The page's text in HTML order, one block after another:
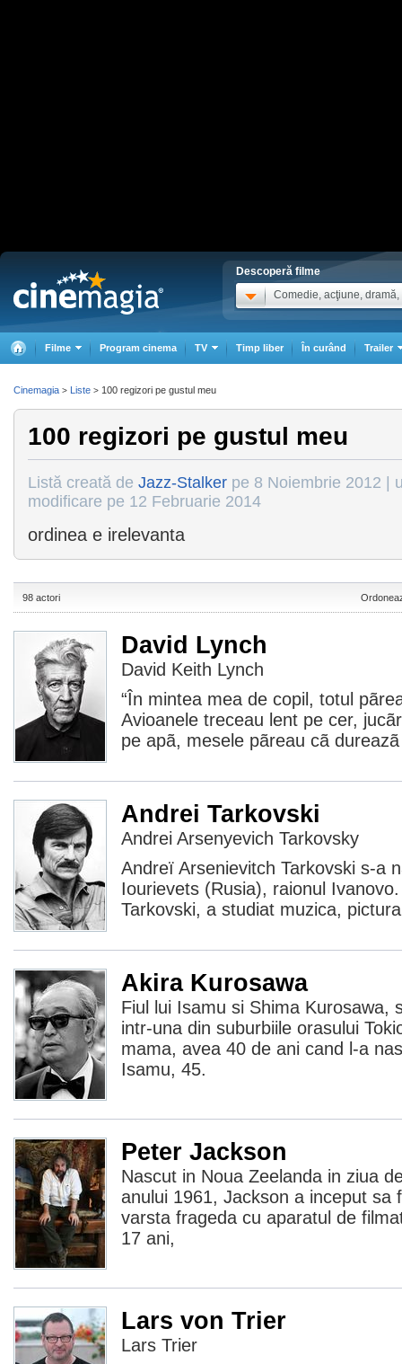
Descoperă filme
Comedie, acţiune, dramă,
Filme Program cinema TV Timp liber În curând Trailer
100 regizori pe gustul meu
Listă creată de Jazz-Stalker pe 8 Noiembrie 2012 |
modificare pe 12 Februarie 2014
ordinea e irelevanta
98 actori
David Lynch
David Keith Lynch
“În mintea mea de copil, totul
Avioanele treceau lent pe cer,
pe apã, mesele pãreau cã
Andrei Tarkovski
Andrei Arsenyevich Tarkovsky
Andreï Arsenievitch Tarkovski s-a
Iourievets (Rusia), raionul
Tarkovski, a studiat muzica,
Akira Kurosawa
Fiul lui Isamu si Shima Kurosawa,
intr-una din suburbiile orasului
mama, avea 40 de ani cand l-a
Isamu, 45.
Peter Jackson
Nascut in Noua Zeelanda in ziua
anului 1961, Jackson a inceput sa
varsta frageda cu aparatul de
17 ani,
Lars von Trier
Lars Trier
Cinemagia > Liste > 100 regizori pe gustul meu